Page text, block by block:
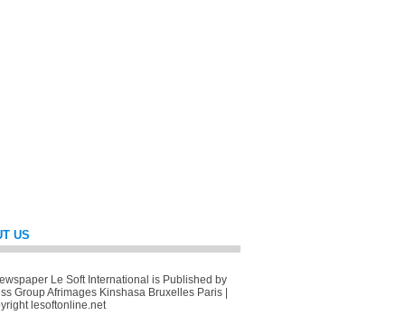
US
Le Soft International is Published by
Group Afrimages Kinshasa Bruxelles Paris |
lesoftonline.net